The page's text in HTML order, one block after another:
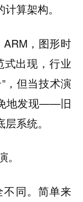
算架构。
，图形时
式出现，行业
，但当技术演
地发现——旧
系统。
。
同。简单来